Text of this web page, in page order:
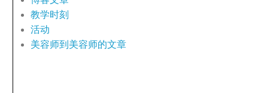
教学时刻
活动
美容师到美容师的文章